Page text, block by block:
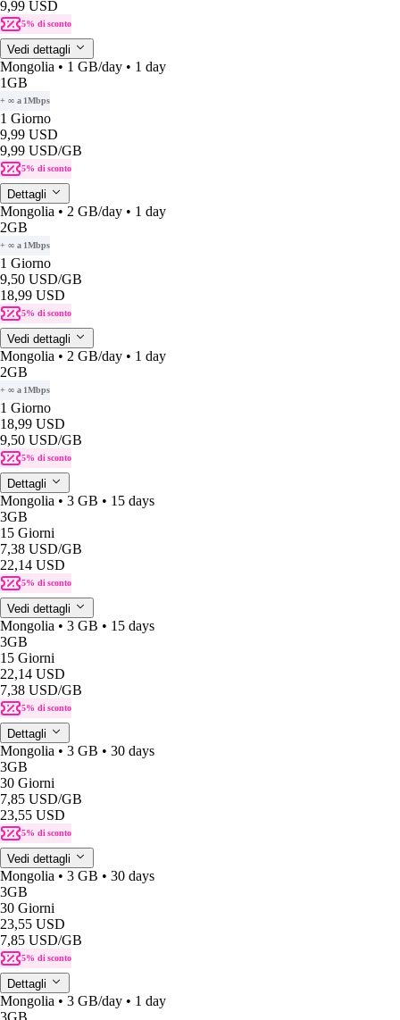
9,99 USD
5% di sconto
Vedi dettagli
Mongolia • 1 GB/day • 1 day
1GB
+ ∞ a 1Mbps
1 Giorno
9,99 USD
9,99 USD/GB
5% di sconto
Dettagli
Mongolia • 2 GB/day • 1 day
2GB
+ ∞ a 1Mbps
1 Giorno
9,50 USD/GB
18,99 USD
5% di sconto
Vedi dettagli
Mongolia • 2 GB/day • 1 day
2GB
+ ∞ a 1Mbps
1 Giorno
18,99 USD
9,50 USD/GB
5% di sconto
Dettagli
Mongolia • 3 GB • 15 days
3GB
15 Giorni
7,38 USD/GB
22,14 USD
5% di sconto
Vedi dettagli
Mongolia • 3 GB • 15 days
3GB
15 Giorni
22,14 USD
7,38 USD/GB
5% di sconto
Dettagli
Mongolia • 3 GB • 30 days
3GB
30 Giorni
7,85 USD/GB
23,55 USD
5% di sconto
Vedi dettagli
Mongolia • 3 GB • 30 days
3GB
30 Giorni
23,55 USD
7,85 USD/GB
5% di sconto
Dettagli
Mongolia • 3 GB/day • 1 day
3GB